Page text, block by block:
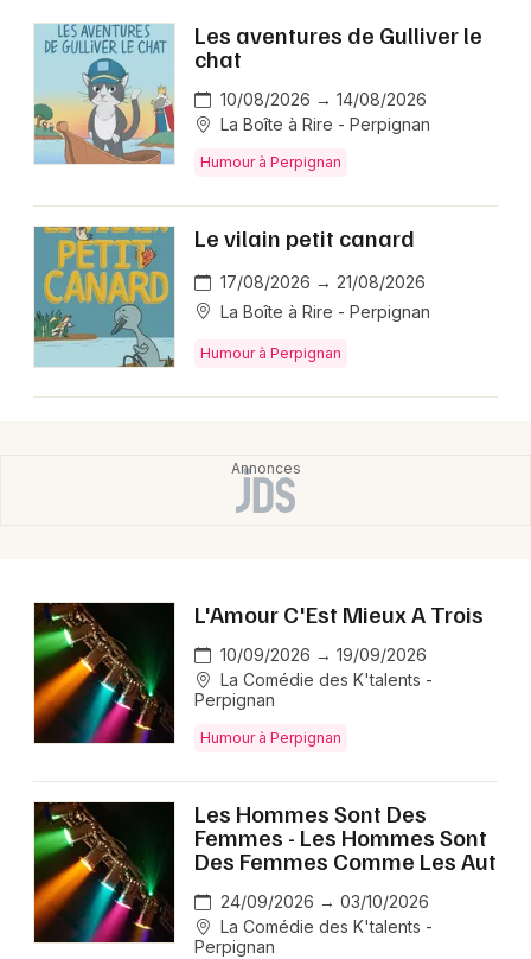
Les aventures de Gulliver le
chat
10/08/2026 → 14/08/2026
La Boîte à Rire - Perpignan
Humour à Perpignan
Le vilain petit canard
17/08/2026 → 21/08/2026
La Boîte à Rire - Perpignan
Humour à Perpignan
L'Amour C'Est Mieux A Trois
10/09/2026 → 19/09/2026
La Comédie des K'talents -
Perpignan
Humour à Perpignan
Les Hommes Sont Des
Femmes - Les Hommes Sont
Des Femmes Comme Les Aut
24/09/2026 → 03/10/2026
La Comédie des K'talents -
Perpignan